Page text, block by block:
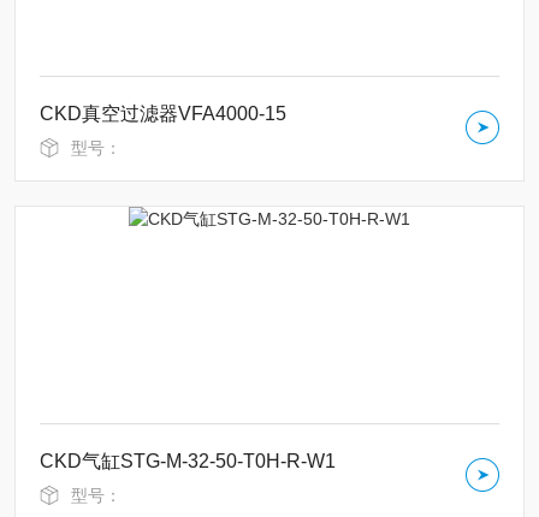
CKD真空过滤器VFA4000-15
型号：
CKD气缸STG-M-32-50-T0H-R-W1
型号：